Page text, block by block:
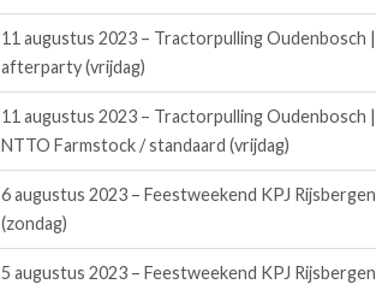
11 augustus 2023 – Tractorpulling Oudenbosch |
afterparty (vrijdag)
11 augustus 2023 – Tractorpulling Oudenbosch |
NTTO Farmstock / standaard (vrijdag)
6 augustus 2023 – Feestweekend KPJ Rijsbergen
(zondag)
5 augustus 2023 – Feestweekend KPJ Rijsbergen